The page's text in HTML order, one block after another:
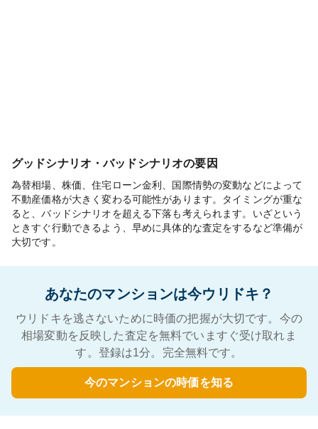
グッドシナリオ・バッドシナリオの要因
為替相場、株価、住宅ローン金利、国際情勢の変動などによって
不動産価格が大きく変わる可能性があります。タイミングが重な
ると、バッドシナリオを超える下落も考えられます。いざという
ときすぐ行動できるよう、早めに具体的な査定をするなど準備が
大切です。
あなたのマンションは今ウリドキ？
ウリドキを逃さないために時価の把握が大切です。今の
相場変動を反映した査定を無料でいますぐ受け取れま
す。登録は1分。完全無料です。
今のマンションの時価を知る